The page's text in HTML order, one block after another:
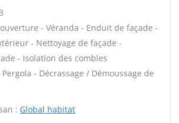
- Véranda - Enduit de façade -
- Nettoyage de façade -
- Isolation des combles
- Décrassage / Démoussage de
: Global habitat